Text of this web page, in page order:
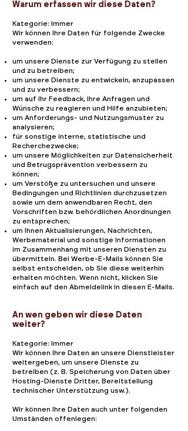
Warum erfassen wir diese Daten?
Kategorie: Immer
Wir können Ihre Daten für folgende Zwecke
verwenden:
um unsere Dienste zur Verfügung zu stellen
und zu betreiben;
um unsere Dienste zu entwickeln, anzupassen
und zu verbessern;
um auf Ihr Feedback, Ihre Anfragen und
Wünsche zu reagieren und Hilfe anzubieten;
um Anforderungs- und Nutzungsmuster zu
analysieren;
für sonstige interne, statistische und
Recherchezwecke;
um unsere Möglichkeiten zur Datensicherheit
und Betrugsprävention verbessern zu
können;
um Verstöße zu untersuchen und unsere
Bedingungen und Richtlinien durchzusetzen
sowie um dem anwendbaren Recht, den
Vorschriften bzw. behördlichen Anordnungen
zu entsprechen;
um Ihnen Aktualisierungen, Nachrichten,
Werbematerial und sonstige Informationen
im Zusammenhang mit unseren Diensten zu
übermitteln. Bei Werbe-E-Mails können Sie
selbst entscheiden, ob Sie diese weiterhin
erhalten möchten. Wenn nicht, klicken Sie
einfach auf den Abmeldelink in diesen E-Mails.
An wen geben wir diese Daten
weiter?
Kategorie: Immer
Wir können Ihre Daten an unsere Dienstleister
weitergeben, um unsere Dienste zu
betreiben (z. B. Speicherung von Daten über
Hosting-Dienste Dritter, Bereitstellung
technischer Unterstützung usw.).
Wir können Ihre Daten auch unter folgenden
Umständen offenlegen: